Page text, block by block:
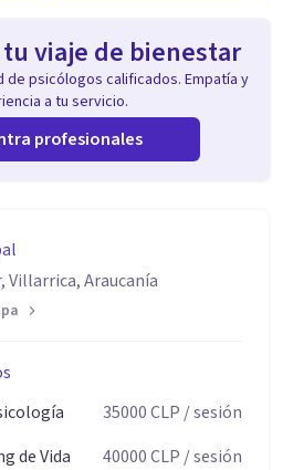
viaje de bienestar
de psicólogos calificados. Empatía y
a tu servicio.
profesionales
Araucanía
35000CLP / sesión
de Vida
40000CLP / sesión